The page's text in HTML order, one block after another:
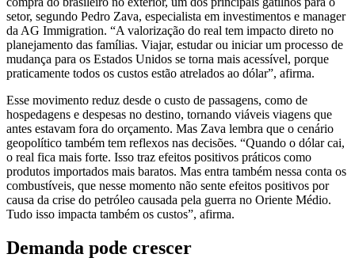
setor, segundo Pedro Zava, especialista em investimentos e manager
da AG Immigration. “A valorização do real tem impacto direto no
planejamento das famílias. Viajar, estudar ou iniciar um processo de
mudança para os Estados Unidos se torna mais acessível, porque
praticamente todos os custos estão atrelados ao dólar”, afirma.
Esse movimento reduz desde o custo de passagens, como de
hospedagens e despesas no destino, tornando viáveis viagens que
antes estavam fora do orçamento. Mas Zava lembra que o cenário
geopolítico também tem reflexos nas decisões. “Quando o dólar cai,
o real fica mais forte. Isso traz efeitos positivos práticos como
produtos importados mais baratos. Mas entra também nessa conta os
combustíveis, que nesse momento não sente efeitos positivos por
causa da crise do petróleo causada pela guerra no Oriente Médio.
Tudo isso impacta também os custos”, afirma.
Demanda pode crescer